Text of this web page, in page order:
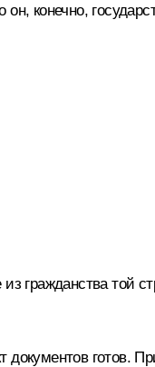
он, конечно,
гражданства той
документов готов.